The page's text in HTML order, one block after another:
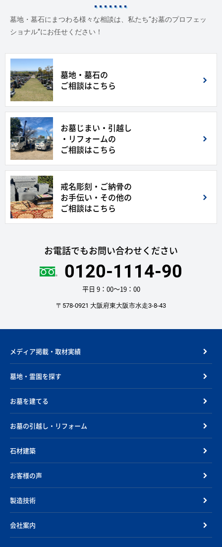
墓地・墓石にまつわる様々な相談は、私たち“お墓のプロフェッ
ショナル”にお任せください！
墓地・墓石の
ご相談はこちら
お墓じまい・引越し
・リフォームの
ご相談はこちら
戒名彫刻・ご納骨の
お手伝い・その他の
ご相談はこちら
お電話でもお問い合わせください
0120-1114-90
平日 9：00〜19：00
〒578-0921 大阪府東大阪市水走3-8-43
メディア掲載・取材実績
墓地・霊園を探す
お墓を建てる
お墓の引越し・リフォーム
石材建築
お客様の声
製造技術
会社案内